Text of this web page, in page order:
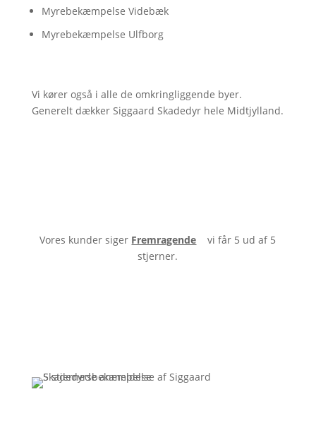
Myrebekæmpelse Videbæk
Myrebekæmpelse Ulfborg
Vi kører også i alle de omkringliggende byer.
Generelt dækker Siggaard Skadedyr hele Midtjylland.
Vores kunder siger Fremragende
vi får 5 ud af 5
stjerner.